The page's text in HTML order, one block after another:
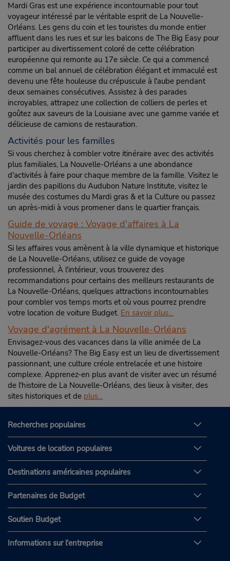
Mardi Gras est une expérience incontournable pour tout
voyageur intéressé par le véritable esprit de La Nouvelle-
Orléans. Les gens du coin et les touristes du monde entier
affluent dans les rues et sur les balcons de The Big Easy pour
participer au divertissement coloré de cette célébration
européenne qui remonte au 17e siècle. Ce qui a commencé
comme un bal annuel de célébration élégant et immaculé est
devenu une fête houleuse du crépuscule à l'aube pendant
deux semaines consécutives. Assistez à des parades
incroyables, attrapez une collection de colliers de perles et
goûtez aux saveurs de la Louisiane avec une gamme variée et
délicieuse de camions de restauration.
Activités pour les familles
Si vous cherchez à combler votre itinéraire avec des activités
plus familiales, La Nouvelle-Orléans a une abondance
d'activités à faire pour chaque membre de la famille. Visitez le
jardin des papillons du Audubon Nature Institute, visitez le
musée des costumes du Mardi gras & et la Culture ou passez
un après-midi à vous promener dans le quartier français.
Guide de voyage : Voyage d'affaires à La
Nouvelle-Orléans
Si les affaires vous amènent à la ville dynamique et historique
de La Nouvelle-Orléans, utilisez ce guide de voyage
professionnel. À l'intérieur, vous trouverez des
recommandations pour certains des meilleurs restaurants de
La Nouvelle-Orléans, quelques attractions incontournables
pour combler vos temps morts et où vous pourrez prendre
votre location de voiture Budget. En savoir plus…
Voyage d'agrément à La Nouvelle-Orléans
Envisagez-vous des vacances dans la ville animée de La
Nouvelle-Orléans? The Big Easy est un lieu de divertissement
passionnant, une culture créole entrelacée et une histoire
complexe. Apprenez-en plus avant de visiter avec un résumé
de l'histoire de La Nouvelle-Orléans, des lieux à visiter, des
sites historiques et de plus...
Recherches populaires
Voitures de location populaires
Destinations américaines populaires
Partenaires de Budget
Soutien Budget
Informations sur l'entreprise